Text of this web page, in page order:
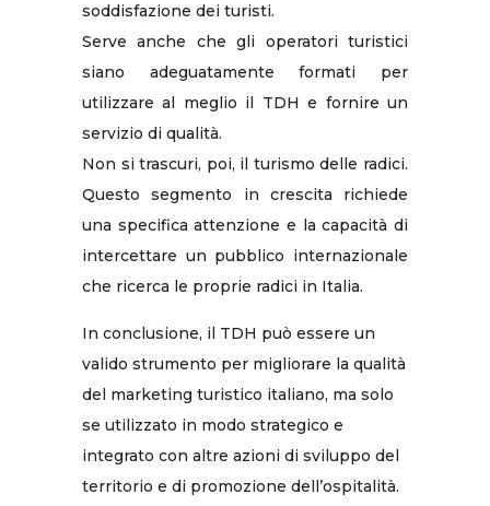
soddisfazione dei turisti.
Serve anche che gli operatori turistici
siano adeguatamente formati per
utilizzare al meglio il TDH e fornire un
servizio di qualità.
Non si trascuri, poi, il turismo delle radici.
Questo segmento in crescita richiede
una specifica attenzione e la capacità di
intercettare un pubblico internazionale
che ricerca le proprie radici in Italia.
In conclusione, il TDH può essere un
valido strumento per migliorare la qualità
del marketing turistico italiano, ma solo
se utilizzato in modo strategico e
integrato con altre azioni di sviluppo del
territorio e di promozione dell’ospitalità.